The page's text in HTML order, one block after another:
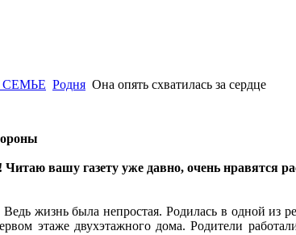
Родня Она опять схватилась за сердце
вашу газету уже давно, очень нравятся
Ведь жизнь была непростая. Родилась в одной
этаже двухэтажного дома. Родители